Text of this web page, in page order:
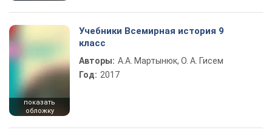
показать
обложку
Учебники Всемирная история 9
класс
Авторы: А.А. Мартынюк, О. А. Гисем
Год: 2017